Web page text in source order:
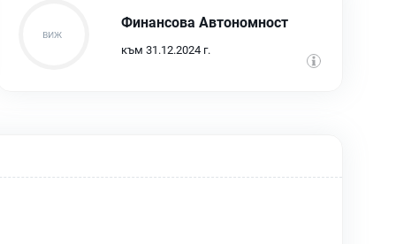
Финансова Автономност
към 31.12.2024 г.